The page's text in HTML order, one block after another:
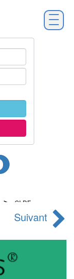
> GLDE
Suivant